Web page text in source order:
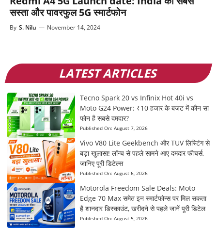
सस्ता और पावरफुल 5G स्मार्टफोन
By S. Nilu — November 14, 2024
LATEST ARTICLES
Tecno Spark 20 vs Infinix Hot 40i vs
Moto G24 Power: ₹10 हजार के बजट में कौन सा
फोन है सबसे दमदार?
Published On: August 7, 2026
Vivo V80 Lite Geekbench और TUV लिस्टिंग से
बड़ा खुलासा! लॉन्च से पहले सामने आए दमदार फीचर्स,
जानिए पूरी डिटेल्स
Published On: August 6, 2026
Motorola Freedom Sale Deals: Moto
Edge 70 Max समेत इन स्मार्टफोन्स पर मिल सकता
है शानदार डिस्काउंट, खरीदने से पहले जानें पूरी डिटेल
Published On: August 5, 2026